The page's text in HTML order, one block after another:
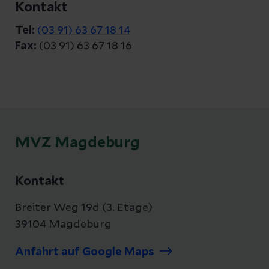
Kontakt
Tel: (03 91) 63 67 18 14
Fax: (03 91) 63 67 18 16
MVZ Magdeburg
Kontakt
Breiter Weg 19d (3. Etage)
39104 Magdeburg
Anfahrt auf Google Maps